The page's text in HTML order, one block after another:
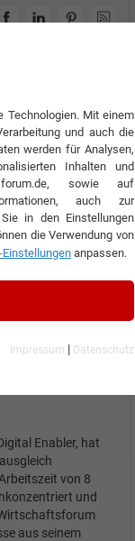
Agentur
Enabler, hat
von 8
und
aus seinem
Technologien. Mit einem
und auch die
werden für Analysen,
Inhalten und
sowie auf
auch zur
in den Einstellungen
die Verwendung von
Einstellungen anpassen.
Impressum | Datenschutz